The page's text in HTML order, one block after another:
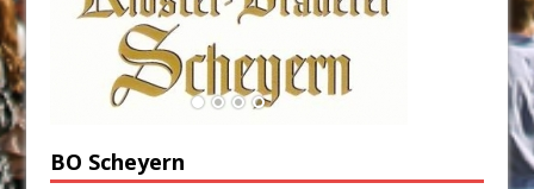
BO Scheyern